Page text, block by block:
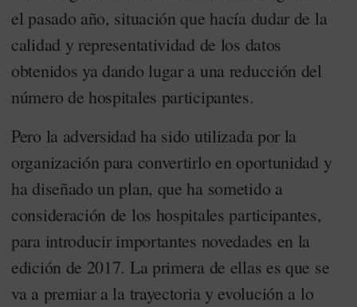
el pasado año, situación que hacía dudar de la
calidad y representatividad de los datos
obtenidos ya dando lugar a una reducción del
número de hospitales participantes.
Pero la adversidad ha sido utilizada por la
organización para convertirlo en oportunidad y
ha diseñado un plan, que ha sometido a
consideración de los hospitales participantes,
para introducir importantes novedades en la
edición de 2017. La primera de ellas es que se
va a premiar a la trayectoria y evolución a lo